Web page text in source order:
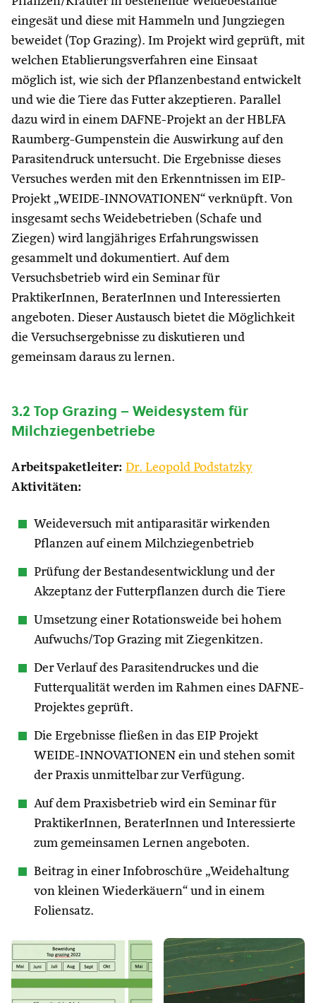
eingesät und diese mit Hammeln und Jungziegen
beweidet (Top Grazing). Im Projekt wird geprüft, mit
welchen Etablierungsverfahren eine Einsaat
möglich ist, wie sich der Pflanzenbestand entwickelt
und wie die Tiere das Futter akzeptieren. Parallel
dazu wird in einem DAFNE-Projekt an der HBLFA
Raumberg-Gumpenstein die Auswirkung auf den
Parasitendruck untersucht. Die Ergebnisse dieses
Versuches werden mit den Erkenntnissen im EIP-
Projekt „WEIDE-INNOVATIONEN“ verknüpft. Von
insgesamt sechs Weidebetrieben (Schafe und
Ziegen) wird langjähriges Erfahrungswissen
gesammelt und dokumentiert. Auf dem
Versuchsbetrieb wird ein Seminar für
PraktikerInnen, BeraterInnen und Interessierten
angeboten. Dieser Austausch bietet die Möglichkeit
die Versuchsergebnisse zu diskutieren und
gemeinsam daraus zu lernen.
3.2 Top Grazing – Weidesystem für
Milchziegenbetriebe
Arbeitspaketleiter: Dr. Leopold Podstatzky
Aktivitäten:
Weideversuch mit antiparasitär wirkenden
Pflanzen auf einem Milchziegenbetrieb
Prüfung der Bestandesentwicklung und der
Akzeptanz der Futterpflanzen durch die Tiere
Umsetzung einer Rotationsweide bei hohem
Aufwuchs/Top Grazing mit Ziegenkitzen.
Der Verlauf des Parasitendruckes und die
Futterqualität werden im Rahmen eines DAFNE-
Projektes geprüft.
Die Ergebnisse fließen in das EIP Projekt
WEIDE-INNOVATIONEN ein und stehen somit
der Praxis unmittelbar zur Verfügung.
Auf dem Praxisbetrieb wird ein Seminar für
PraktikerInnen, BeraterInnen und Interessierte
zum gemeinsamen Lernen angeboten.
Beitrag in einer Infobroschüre „Weidehaltung
von kleinen Wiederkäuern“ und in einem
Foliensatz.